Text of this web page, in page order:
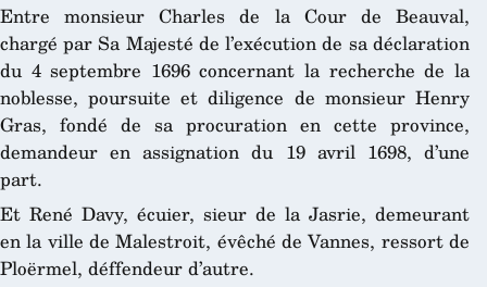
Entre monsieur Charles de la Cour de Beauval,
chargé par Sa Majesté de l’exécution de sa déclaration
du 4 septembre 1696 concernant la recherche de la
noblesse, poursuite et diligence de monsieur Henry
Gras, fondé de sa procuration en cette province,
demandeur en assignation du 19 avril 1698, d’une
part.
Et René Davy, écuier, sieur de la Jasrie, demeurant
en la ville de Malestroit, évêché de Vannes, ressort de
Ploërmel, déffendeur d’autre.